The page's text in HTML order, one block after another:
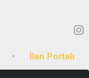
İlan Portalı